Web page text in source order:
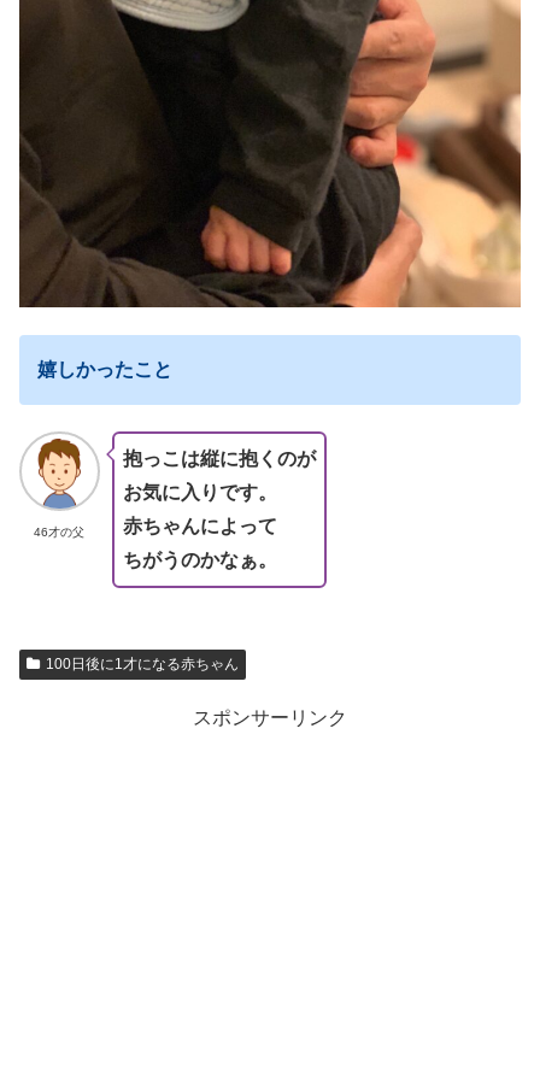
嬉しかったこと
46才の父
抱っこは縦に抱くのが
お気に入りです。
赤ちゃんによって
ちがうのかなぁ。
100日後に1才になる赤ちゃん
スポンサーリンク